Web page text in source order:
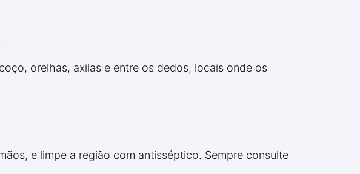
orelhas, axilas e entre os dedos, locais onde os
e limpe a região com antisséptico. Sempre consulte